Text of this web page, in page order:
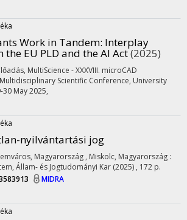
Work in Tandem: Interplay
the EU PLD and the AI Act(2025)
, MultiScience - XXXVIII. microCAD
Scientific Conference, University
May 2025,
nyilvántartási jog
Magyarország , Miskolc, Magyarország :
Állam- és Jogtudományi Kar (2025) , 172 p.
MIDRA